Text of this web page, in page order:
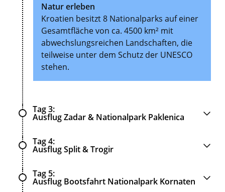
Natur erleben
Kroatien besitzt 8 Nationalparks auf einer
Gesamtfläche von ca. 4500 km² mit
abwechslungsreichen Landschaften, die
teilweise unter dem Schutz der UNESCO
stehen.
Tag 3
Ausflug Zadar & Nationalpark Paklenica
Tag 4
Ausflug Split & Trogir
Tag 5
Ausflug Bootsfahrt Nationalpark Kornaten